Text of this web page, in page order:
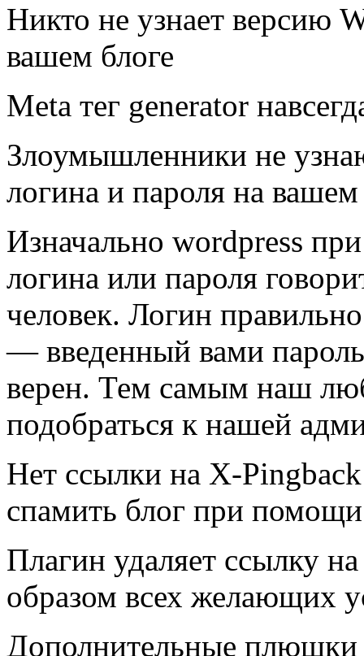
Никто не узнает версию
вашем блоге
Meta тег generator
Злоумышленники не
логина и пароля на вашем
Изначально wordpress
логина или пароля
человек. Логин
— введенный вами пароль
верен. Тем самым наш
подобраться к нашей
Нет ссылки на X-
спамить блог при
Плагин удаляет ссылку
образом всех желающих
Дополнительные плюшки